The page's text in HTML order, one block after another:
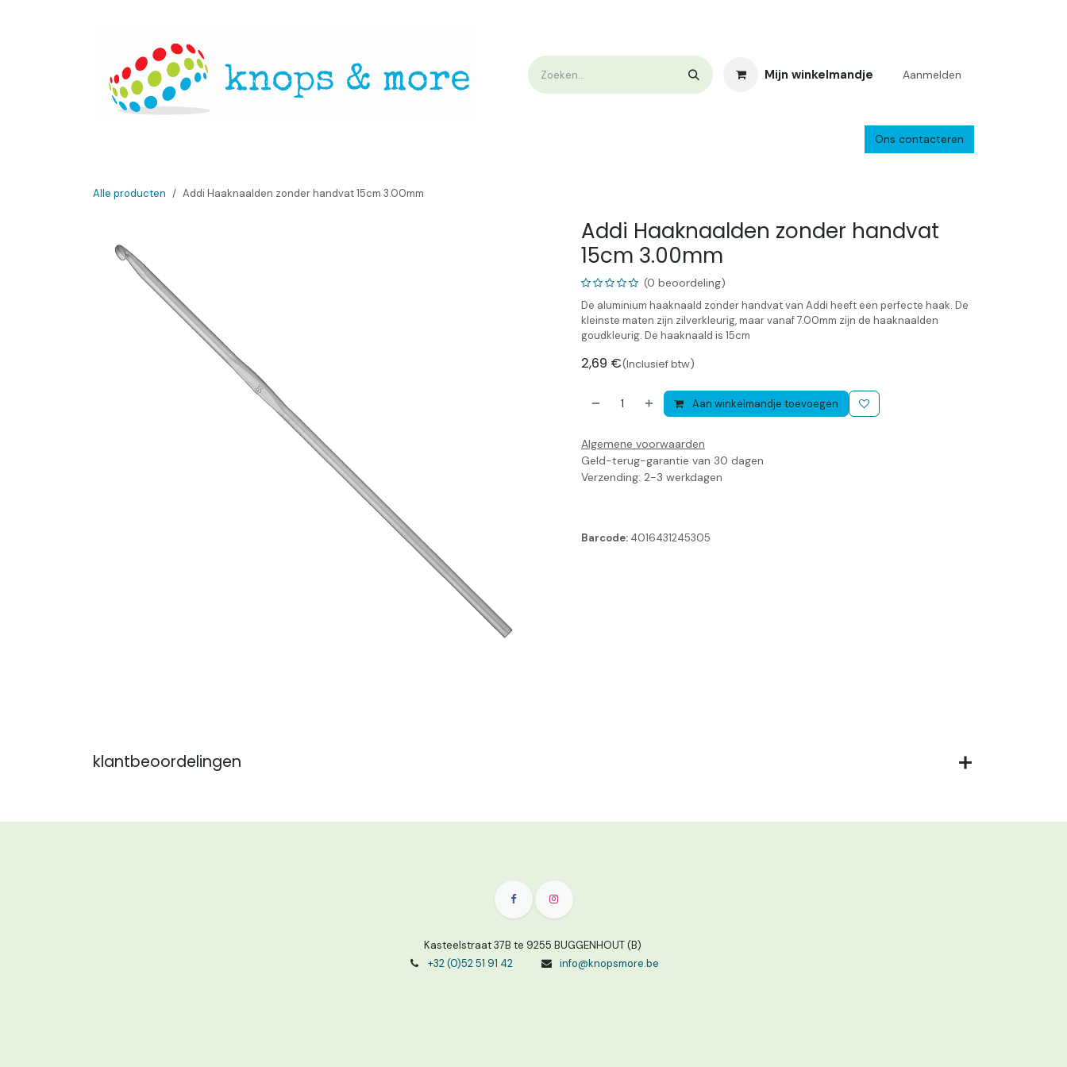
Mijn winkelmandje Aanmelden
Parkeren Bedrijf Verzenden en
Ons contacteren
Alle producten Addi Haaknaalden zonder handvat 15cm 3.00mm
Addi Haaknaalden zonder handvat
15cm 3.00mm
(0 beoordeling)
De aluminium haaknaald zonder handvat van Addi heeft een perfecte haak. De
kleinste maten zijn zilverkleurig, maar vanaf 7.00mm zijn de haaknaalden
goudkleurig. De haaknaald is 15cm
2,69 €(Inclusief btw)
Aan winkelmandje toevoegen
Algemene voorwaarden
Geld-terug-garantie van 30 dagen
Verzending: 2-3 werkdagen
Barcode: 4016431245305
klantbeoordelingen
Kasteelstraat 37B te 9255 BUGGENHOUT (B)
+32 (0)52 51 91 42
info@knopsmore.be